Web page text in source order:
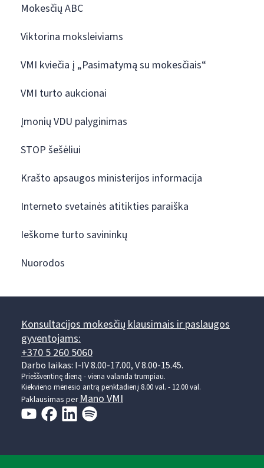
Mokesčių ABC
Viktorina moksleiviams
VMI kviečia į „Pasimatymą su mokesčiais“
VMI turto aukcionai
Įmonių VDU palyginimas
STOP šešėliui
Krašto apsaugos ministerijos informacija
Interneto svetainės atitikties paraiška
Ieškome turto savininkų
Nuorodos
Konsultacijos mokesčių klausimais ir paslaugos
gyventojams:
+370 5 260 5060
Darbo laikas: I-IV 8.00-17.00, V 8.00-15.45.
Prieššventinę dieną - viena valanda trumpiau.
Kiekvieno mėnesio antrą penktadienį 8.00 val. - 12.00 val.
Paklausimas per Mano VMI